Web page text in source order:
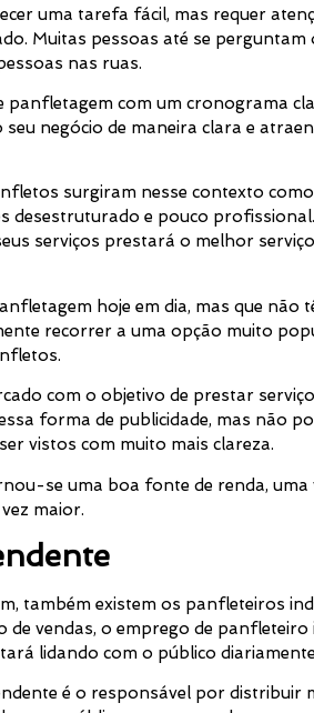
uma tarefa fácil, mas requer
Muitas pessoas até se perguntam
nas ruas.
panfletagem com um cronograma
negócio de maneira clara e
surgiram nesse contexto
desestruturado e pouco
serviços prestará o melhor
hoje em dia, mas que
recorrer a uma opção muito
com o objetivo de prestar
forma de publicidade, mas não
vistos com muito mais clareza.
se uma boa fonte de renda, uma
maior.
também existem os panfleteiros
vendas, o emprego de panfleteiro
lidando com o público
é o responsável por distribuir